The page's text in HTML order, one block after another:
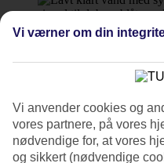
5/12
6/12
Vi værner om din
Vi anvender cookies og
vores partnere, på vores
nødvendige for, at vores
og sikkert (nødvendige